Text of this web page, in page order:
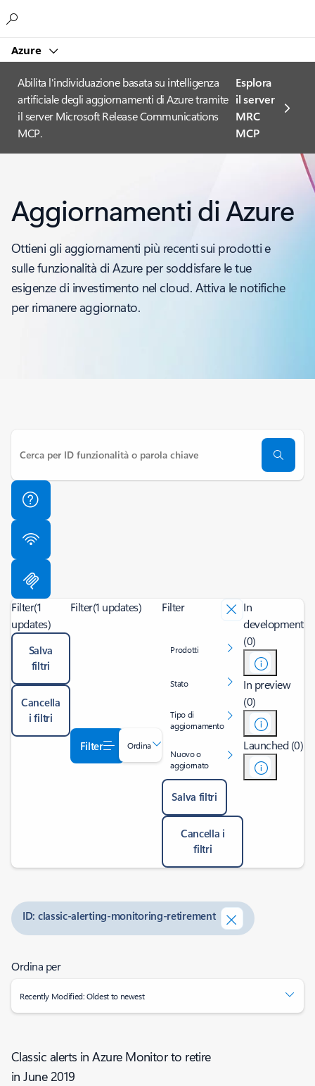
Azure
Abilita l'individuazione basata su intelligenza
artificiale degli aggiornamenti di Azure tramite
il server Microsoft Release Communications
MCP.
Esplora
il server
MRC
MCP
Aggiornamenti di Azure
Ottieni gli aggiornamenti più recenti sui prodotti e
sulle funzionalità di Azure per soddisfare le tue
esigenze di investimento nel cloud. Attiva le notifiche
per rimanere aggiornato.
Filter(1
updates)
Salva
filtri
Cancella
i filtri
Filter(1 updates)
Filter Ordina
Filter
Prodotti
Stato
Tipo di
aggiornamento
Nuovo o
aggiornato
Salva filtri
Cancella i
filtri
In
development
(0)
In preview
(0)
Launched (0)
ID: classic-alerting-monitoring-retirement
Ordina per
Recently Modified: Oldest to newest
Classic alerts in Azure Monitor to retire
in June 2019